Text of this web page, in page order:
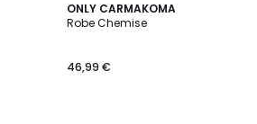
ONLY CARMAKOMA
Robe Chemise
46,99 €
2
Couleurs